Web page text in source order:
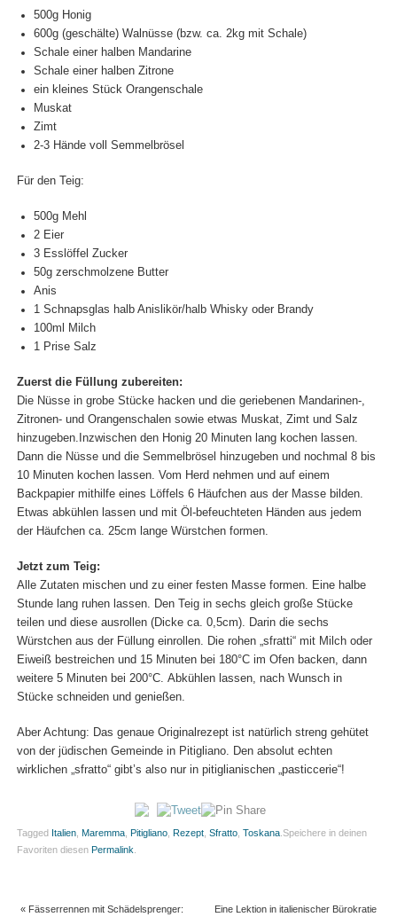
500g Honig
600g (geschälte) Walnüsse (bzw. ca. 2kg mit Schale)
Schale einer halben Mandarine
Schale einer halben Zitrone
ein kleines Stück Orangenschale
Muskat
Zimt
2-3 Hände voll Semmelbrösel
Für den Teig:
500g Mehl
2 Eier
3 Esslöffel Zucker
50g zerschmolzene Butter
Anis
1 Schnapsglas halb Anislikör/halb Whisky oder Brandy
100ml Milch
1 Prise Salz
Zuerst die Füllung zubereiten:
Die Nüsse in grobe Stücke hacken und die geriebenen Mandarinen-,
Zitronen- und Orangenschalen sowie etwas Muskat, Zimt und Salz
hinzugeben.Inzwischen den Honig 20 Minuten lang kochen lassen.
Dann die Nüsse und die Semmelbrösel hinzugeben und nochmal 8 bis
10 Minuten kochen lassen. Vom Herd nehmen und auf einem
Backpapier mithilfe eines Löffels 6 Häufchen aus der Masse bilden.
Etwas abkühlen lassen und mit Öl-befeuchteten Händen aus jedem
der Häufchen ca. 25cm lange Würstchen formen.
Jetzt zum Teig:
Alle Zutaten mischen und zu einer festen Masse formen. Eine halbe
Stunde lang ruhen lassen. Den Teig in sechs gleich große Stücke
teilen und diese ausrollen (Dicke ca. 0,5cm). Darin die sechs
Würstchen aus der Füllung einrollen. Die rohen „sfratti“ mit Milch oder
Eiweiß bestreichen und 15 Minuten bei 180°C im Ofen backen, dann
weitere 5 Minuten bei 200°C. Abkühlen lassen, nach Wunsch in
Stücke schneiden und genießen.
Aber Achtung: Das genaue Originalrezept ist natürlich streng gehütet
von der jüdischen Gemeinde in Pitigliano. Den absolut echten
wirklichen „sfratto“ gibt’s also nur in pitiglianischen „pasticcerie“!
Tagged Italien, Maremma, Pitigliano, Rezept, Sfratto, Toskana. Speichere in deinen
Favoriten diesen Permalink
«Fässerrennen mit Schädelsprenger:
Eine Lektion in italienischer Bürokratie